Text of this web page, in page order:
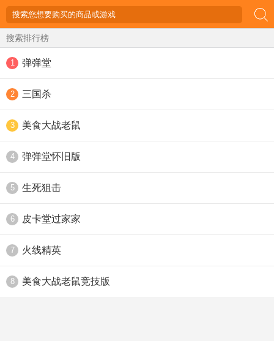
搜索排行榜
1 弹弹堂
2 三国杀
3 美食大战老鼠
4 弹弹堂怀旧版
5 生死狙击
6 皮卡堂过家家
7 火线精英
8 美食大战老鼠竞技版